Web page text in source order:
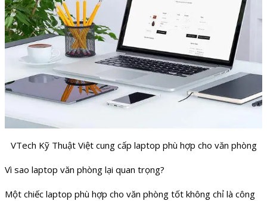
VTech Kỹ Thuật Việt cung cấp laptop phù hợp cho văn phòng
Vì sao laptop văn phòng lại quan trọng?
Một chiếc laptop phù hợp cho văn phòng tốt không chỉ là công